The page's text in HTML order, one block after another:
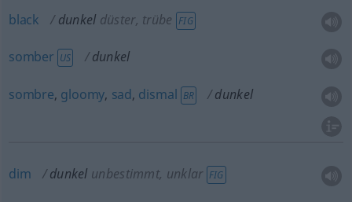
black dunkel düster, trübe FIG
somber US dunkel
sombre, gloomy, sad, dismal BR dunkel
dim dunkel unbestimmt, unklar FIG